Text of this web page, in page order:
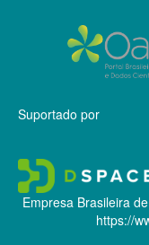
Suportado por
Empresa Brasileira
https://